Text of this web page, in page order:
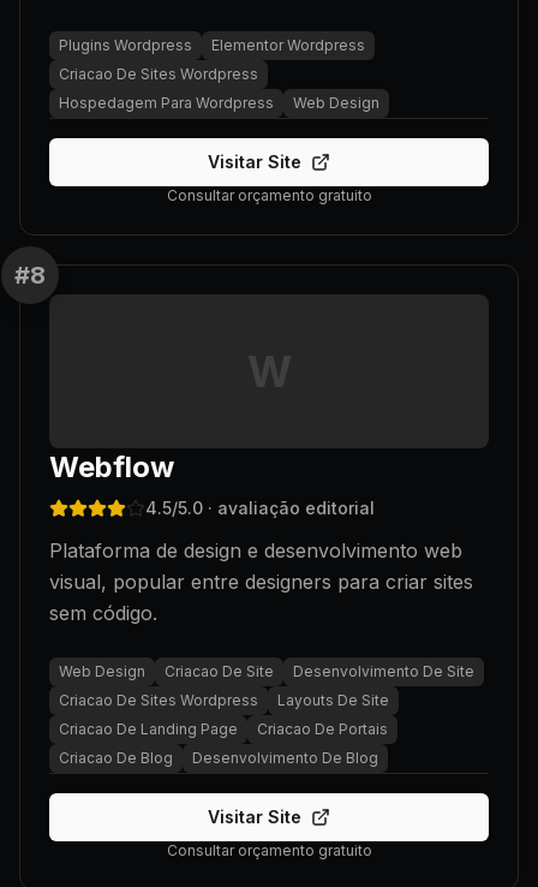
Plugins Wordpress
Elementor Wordpress
Criacao De Sites Wordpress
Hospedagem Para Wordpress
Web Design
Visitar Site
Consultar orçamento gratuito
#8
W
Webflow
4.5/5.0 · avaliação editorial
Plataforma de design e desenvolvimento web
visual, popular entre designers para criar sites
sem código.
Web Design Criacao De Site
Desenvolvimento De Site
Criacao De Sites Wordpress
Layouts De Site
Criacao De Landing Page
Criacao De Portais
Criacao De Blog
Desenvolvimento De Blog
Visitar Site
Consultar orçamento gratuito